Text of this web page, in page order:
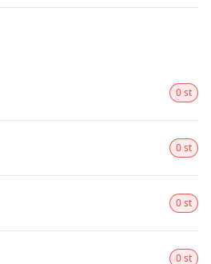
0 st
0 st
0 st
0 st